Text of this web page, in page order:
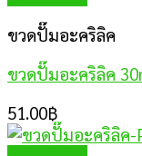
ขวดปั๊มอะคริลิค
ขวดปั๊มอะคริลิค
51.00฿